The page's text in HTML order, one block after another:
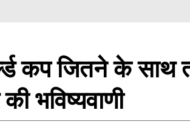
कप जितने के साथ
भविष्यवाणी